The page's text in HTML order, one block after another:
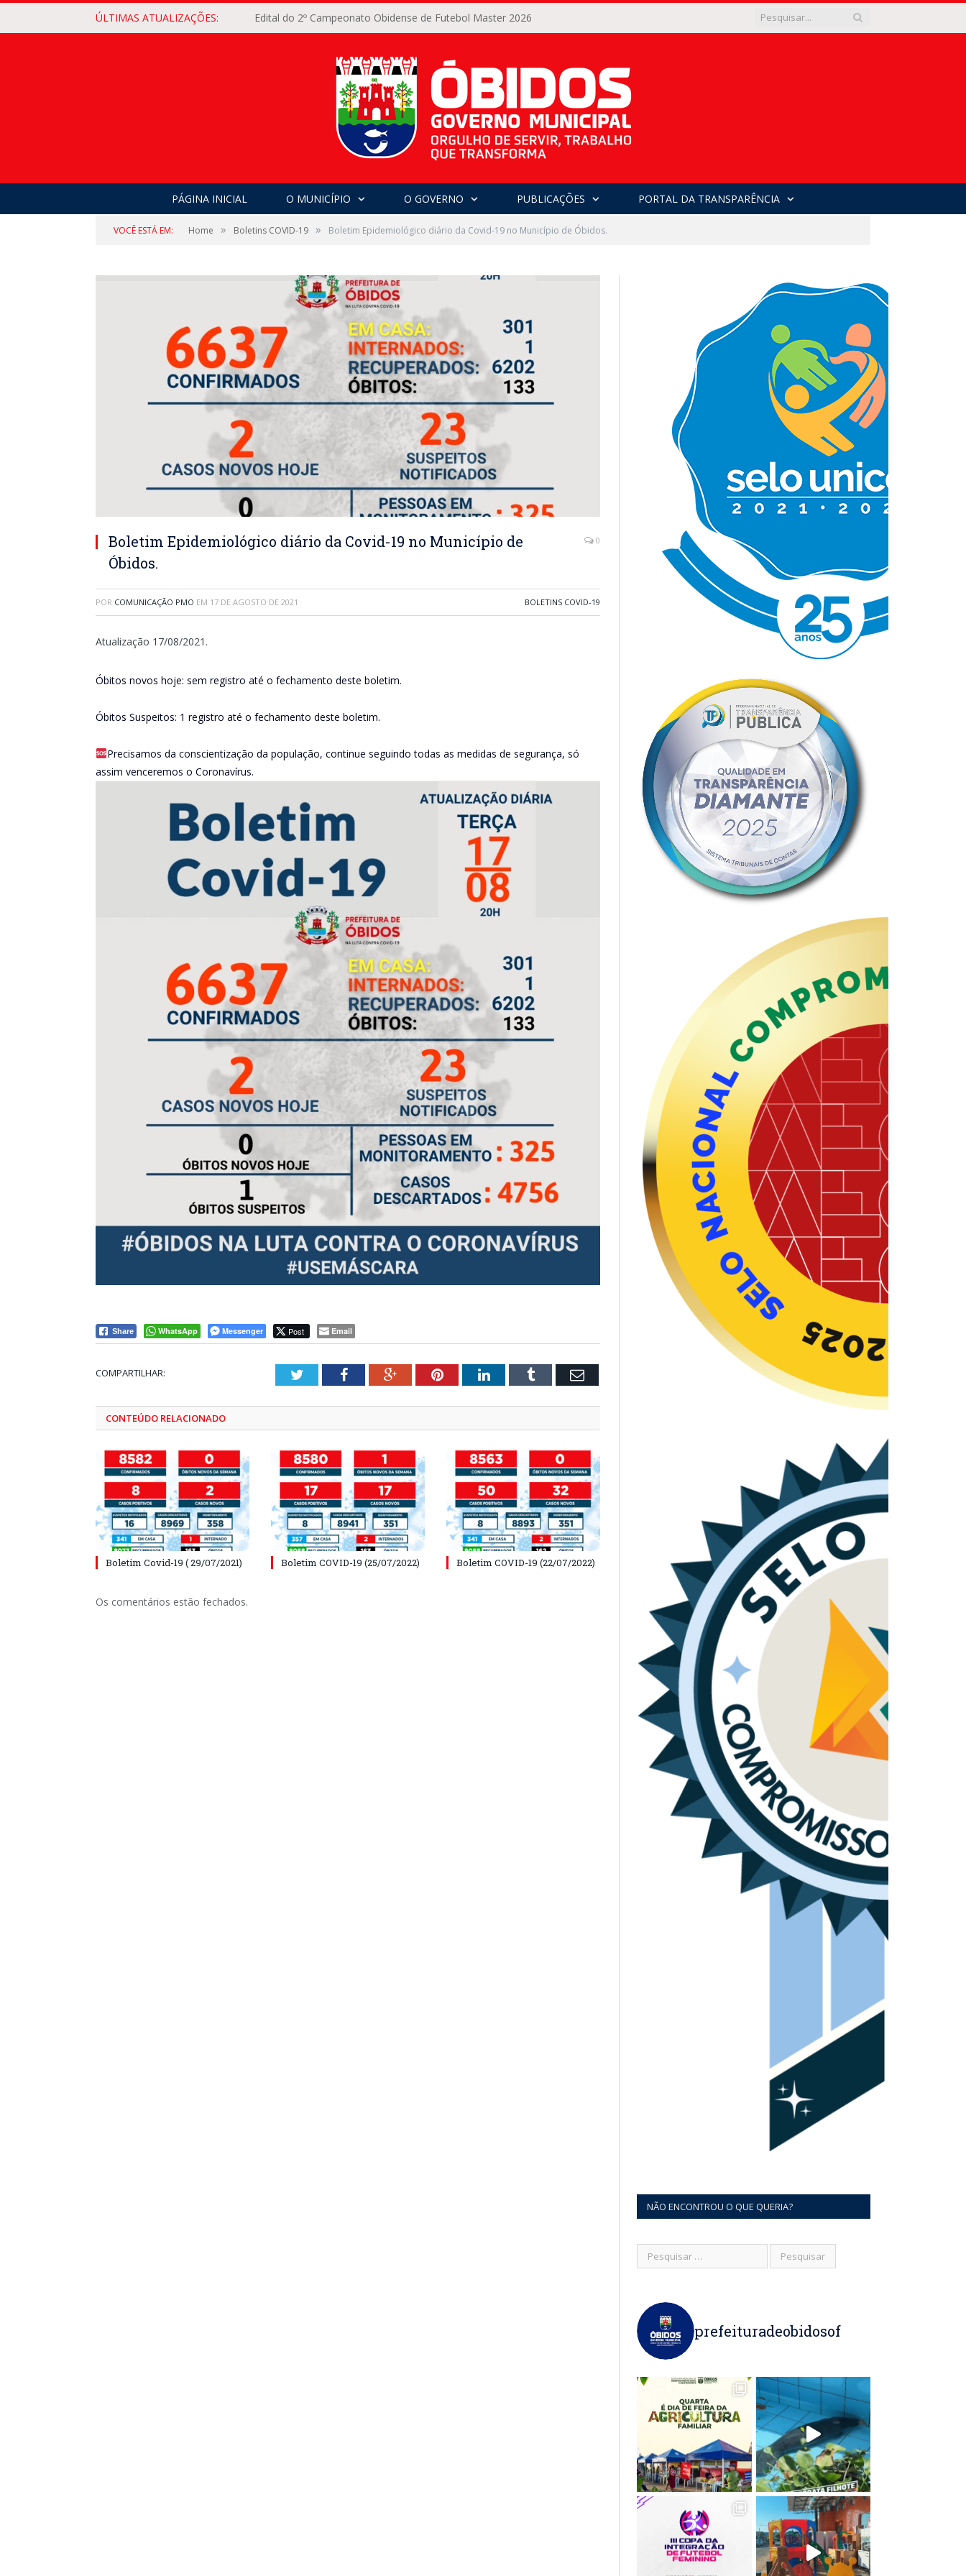
ÚLTIMAS ATUALIZAÇÕES: Edital do 2º Campeonato Obidense de Futebol Master 2026
PÁGINA INICIAL O MUNICÍPIO O GOVERNO PUBLICAÇÕES PORTAL DA TRANSPARÊNCIA
VOCÊ ESTÁ EM: Home » Boletins COVID-19 » Boletim Epidemiológico diário da Covid-19 no Município de Óbidos.
Boletim Epidemiológico diário da Covid-19 no Município de
Óbidos.
0
POR COMUNICAÇÃO PMO EM 17 DE AGOSTO DE 2021 BOLETINS COVID-19
Atualização 17/08/2021.
Óbitos novos hoje: sem registro até o fechamento deste boletim.
Óbitos Suspeitos: 1 registro até o fechamento deste boletim.
Precisamos da conscientização da população, continue seguindo todas as medidas de segurança, só
assim venceremos o Coronavírus.
Share WhatsApp Messenger Post Email
COMPARTILHAR: TwitterFacebookGoogle+PinterestLinkedInTumblr Email
CONTEÚDO RELACIONADO
Boletim Covid-19 ( 29/07/2021) Boletim COVID-19 (25/07/2022) Boletim COVID-19 (22/07/2022)
Os comentários estão fechados.
NÃO ENCONTROU O QUE QUERIA?
prefeituradeobidosof